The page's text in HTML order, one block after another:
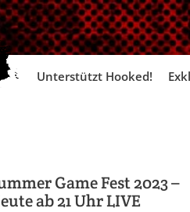
Skip
Unterstützt Hooked!
Game Fest 2023 –
ab 21 Uhr LIVE